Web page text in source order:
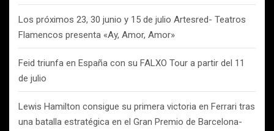
Los próximos 23, 30 junio y 15 de julio Artesred- Teatros
Flamencos presenta «Ay, Amor, Amor»
Feid triunfa en España con su FALXO Tour a partir del 11
de julio
Lewis Hamilton consigue su primera victoria en Ferrari tras
una batalla estratégica en el Gran Premio de Barcelona-